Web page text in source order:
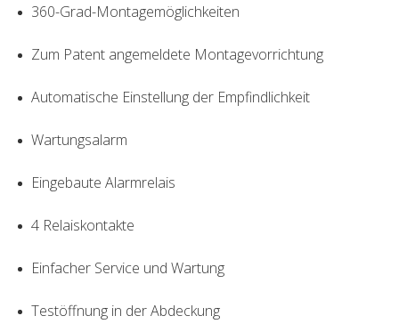
360-Grad-Montagemöglichkeiten
Zum Patent angemeldete Montagevorrichtung
Automatische Einstellung der Empfindlichkeit
Wartungsalarm
Eingebaute Alarmrelais
4 Relaiskontakte
Einfacher Service und Wartung
Testöffnung in der Abdeckung